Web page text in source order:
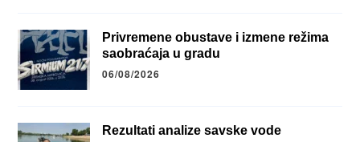
Privremene obustave i izmene režima
saobraćaja u gradu
06/08/2026
Rezultati analize savske vode